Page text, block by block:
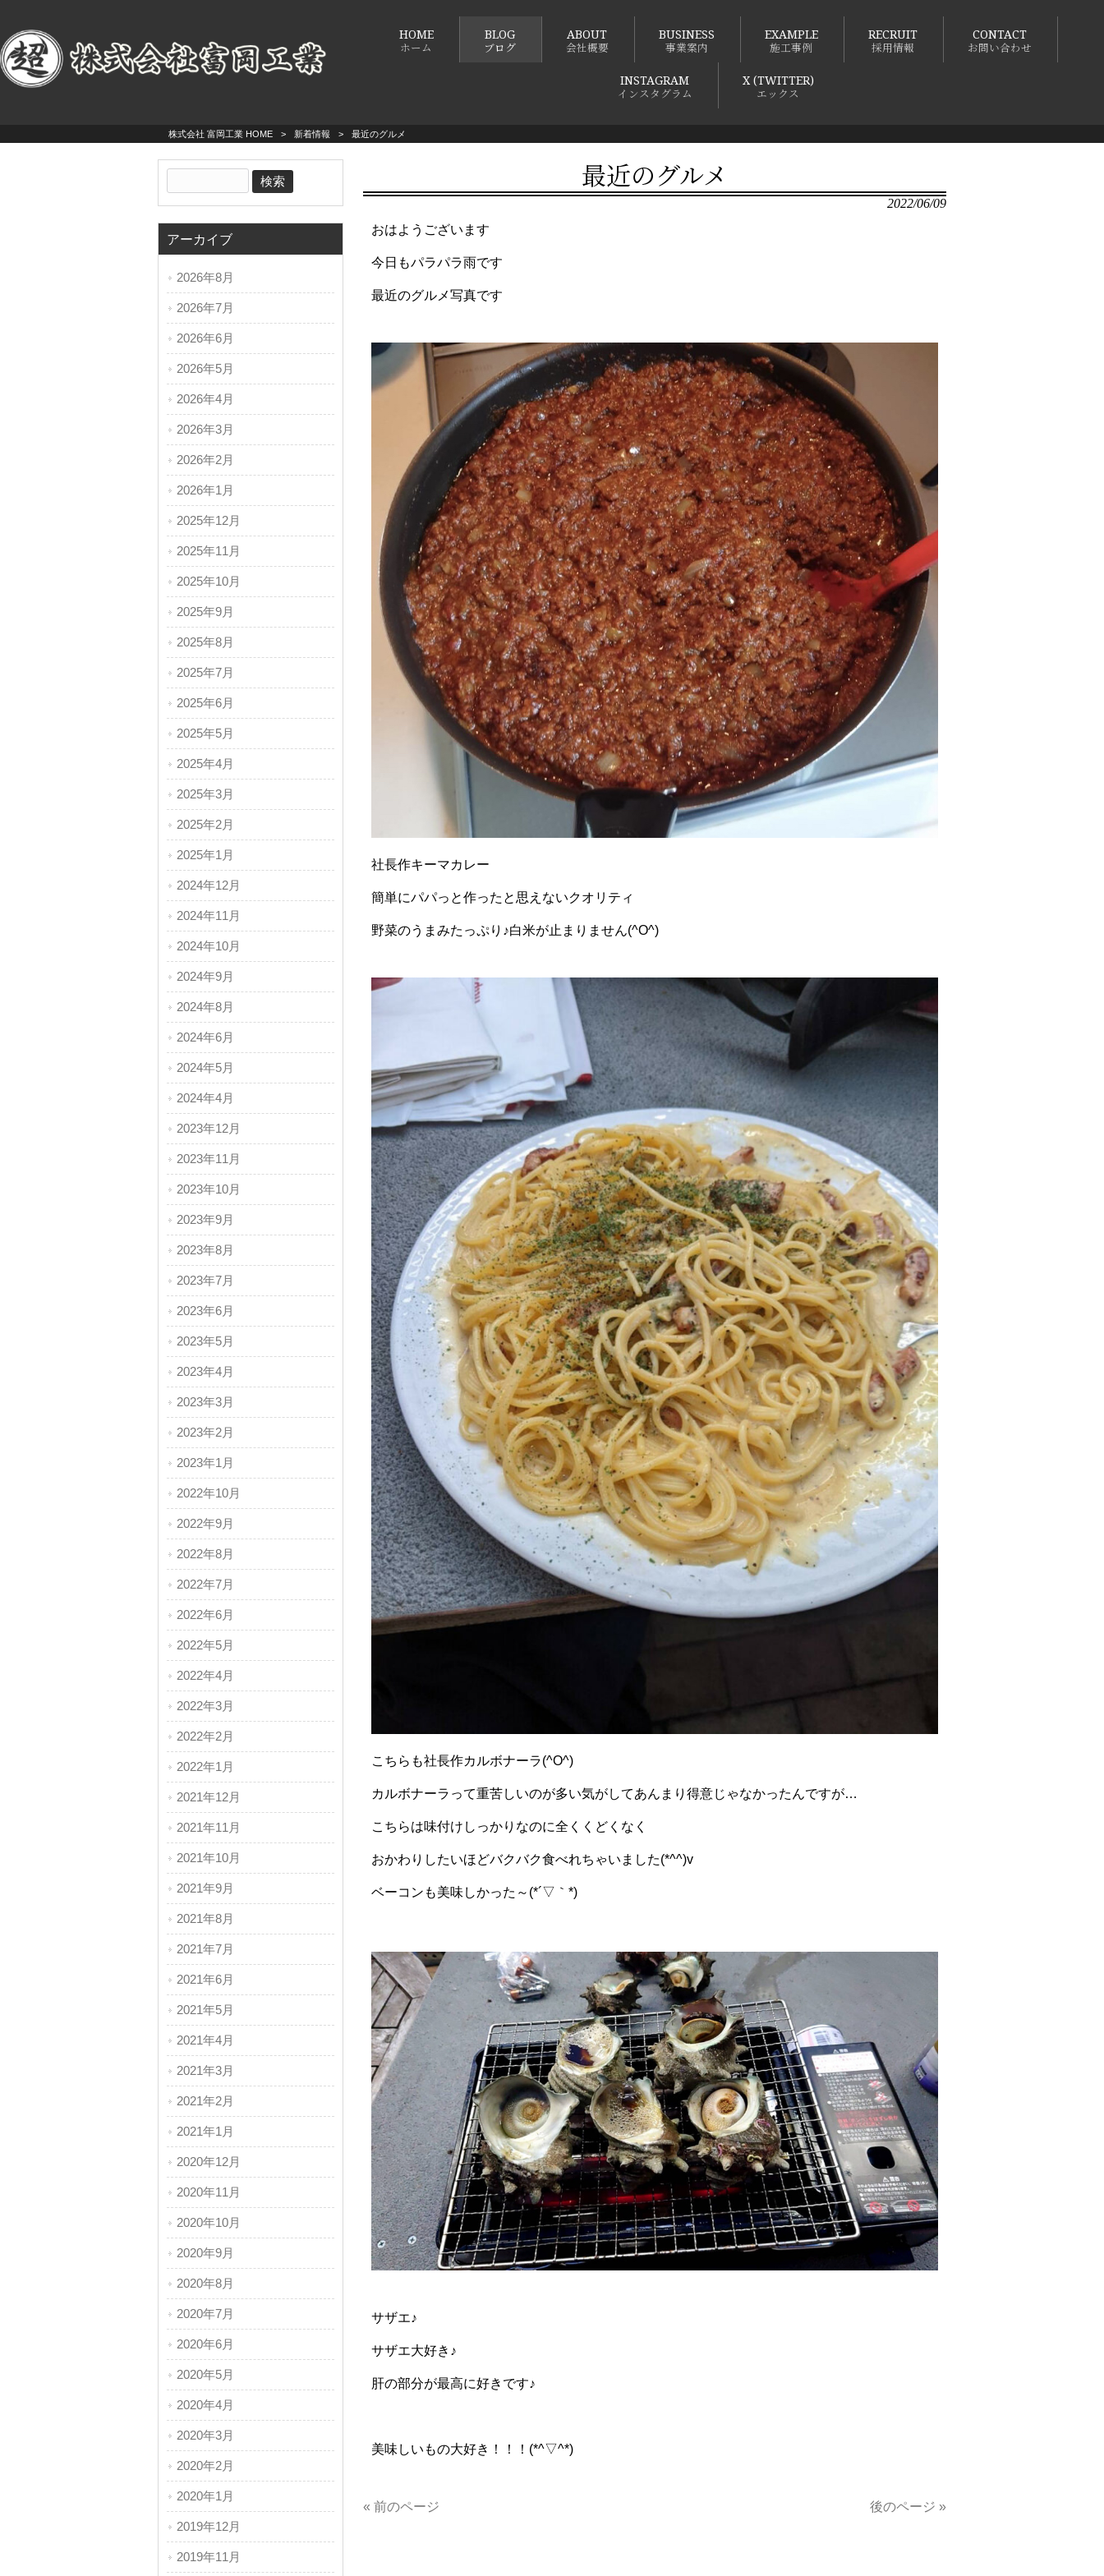
HOME
ホーム
BLOG
ブログ
ABOUT
会社概要
BUSINESS
事業案内
EXAMPLE
施工事例
RECRUIT
採用情報
CONTACT
お問い合わせ
INSTAGRAM
インスタグラム
X (TWITTER)
エックス
株式会社 富岡工業 HOME > 新着情報 > 最近のグルメ
最近のグルメ
2022/06/09
おはようございます
今日もパラパラ雨です
最近のグルメ写真です
社長作キーマカレー
簡単にパパっと作ったと思えないクオリティ
野菜のうまみたっぷり♪白米が止まりません(^O^)
こちらも社長作カルボナーラ(^O^)
カルボナーラって重苦しいのが多い気がしてあんまり得意じゃなかったんですが…
こちらは味付けしっかりなのに全くくどくなく
おかわりしたいほどバクバク食べれちゃいました(*^^)v
ベーコンも美味しかった～(*´▽｀*)
サザエ♪
サザエ大好き♪
肝の部分が最高に好きです♪
美味しいもの大好き！！！(*^▽^*)
« 前のページ 後のページ »
アーカイブ
2026年8月
2026年7月
2026年6月
2026年5月
2026年4月
2026年3月
2026年2月
2026年1月
2025年12月
2025年11月
2025年10月
2025年9月
2025年8月
2025年7月
2025年6月
2025年5月
2025年4月
2025年3月
2025年2月
2025年1月
2024年12月
2024年11月
2024年10月
2024年9月
2024年8月
2024年6月
2024年5月
2024年4月
2023年12月
2023年11月
2023年10月
2023年9月
2023年8月
2023年7月
2023年6月
2023年5月
2023年4月
2023年3月
2023年2月
2023年1月
2022年10月
2022年9月
2022年8月
2022年7月
2022年6月
2022年5月
2022年4月
2022年3月
2022年2月
2022年1月
2021年12月
2021年11月
2021年10月
2021年9月
2021年8月
2021年7月
2021年6月
2021年5月
2021年4月
2021年3月
2021年2月
2021年1月
2020年12月
2020年11月
2020年10月
2020年9月
2020年8月
2020年7月
2020年6月
2020年5月
2020年4月
2020年3月
2020年2月
2020年1月
2019年12月
2019年11月